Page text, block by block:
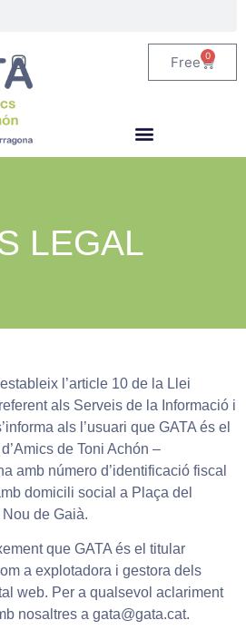
Free 0
LEGAL
l’article 10 de la Llei
als Serveis de la Informació i
als l’usuari que GATA és el
de Toni Achón –
amb número d’identificació fiscal
domicili social a Plaça del
de Gaià.
que GATA és el titular
a explotadora i gestora dels
web. Per a qualsevol aclariment
nosaltres a gata@gata.cat.